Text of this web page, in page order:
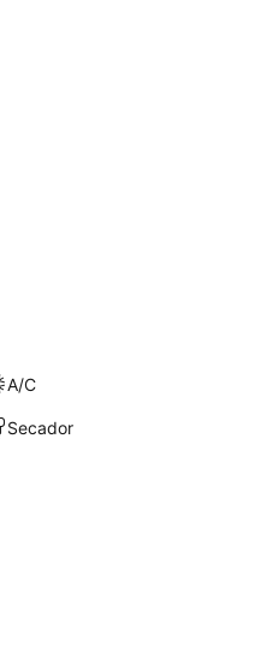
A/C
Secador